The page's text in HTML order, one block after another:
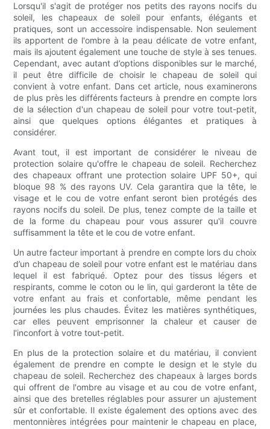
Lorsqu'il s'agit de protéger nos petits des rayons nocifs du
soleil, les chapeaux de soleil pour enfants, élégants et
pratiques, sont un accessoire indispensable. Non seulement
ils apportent de l'ombre à la peau délicate de votre enfant,
mais ils ajoutent également une touche de style à ses tenues.
Cependant, avec autant d’options disponibles sur le marché,
il peut être difficile de choisir le chapeau de soleil qui
convient à votre enfant. Dans cet article, nous examinerons
de plus près les différents facteurs à prendre en compte lors
de la sélection d'un chapeau de soleil pour votre tout-petit,
ainsi que quelques options élégantes et pratiques à
considérer.
Avant tout, il est important de considérer le niveau de
protection solaire qu'offre le chapeau de soleil. Recherchez
des chapeaux offrant une protection solaire UPF 50+, qui
bloque 98 % des rayons UV. Cela garantira que la tête, le
visage et le cou de votre enfant seront bien protégés des
rayons nocifs du soleil. De plus, tenez compte de la taille et
de la forme du chapeau pour vous assurer qu'il couvre
suffisamment la tête et le cou de votre enfant.
Un autre facteur important à prendre en compte lors du choix
d’un chapeau de soleil pour votre enfant est le matériau dans
lequel il est fabriqué. Optez pour des tissus légers et
respirants, comme le coton ou le lin, qui garderont la tête de
votre enfant au frais et confortable, même pendant les
journées les plus chaudes. Évitez les matières synthétiques,
car elles peuvent emprisonner la chaleur et causer de
l'inconfort à votre tout-petit.
En plus de la protection solaire et du matériau, il convient
également de prendre en compte le design et le style du
chapeau de soleil. Recherchez des chapeaux à larges bords
qui offrent de l'ombre au visage et au cou de votre enfant,
ainsi que des bretelles réglables pour assurer un ajustement
sûr et confortable. Il existe également des options avec des
mentonnières intégrées pour maintenir le chapeau en place,